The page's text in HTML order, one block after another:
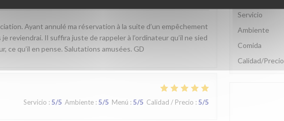
Ayant annulé ma réservation à la suite d’un empêchement
reviendrai. Il suffira juste de rappeler à l’ordinateur qu’il ne sied
ce qu’il en pense. Salutations amusées. GD
Servicio : 5/5 Ambiente : 5/5 Menú : 5/5 Calidad / Precio : 5/5
Servicio
Ambiente
Comida
Calidad/Precio